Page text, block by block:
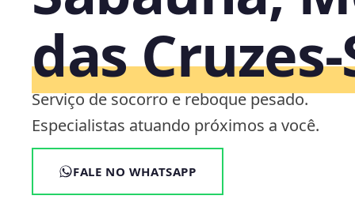
das
Serviço de socorro e reboque pesado.
Especialistas atuando próximos a você.
FALE NO WHATSAPP